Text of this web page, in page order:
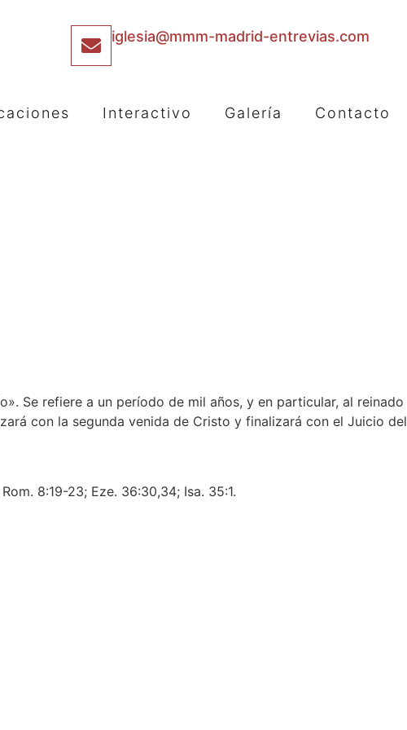
iglesia@mmm-madrid-entrevias.com
Interactivo Galería Contacto
Se refiere a un período de mil años, y en particular, al reinado
con la segunda venida de Cristo y finalizará con el Juicio del
8:19-23; Eze. 36:30,34; Isa. 35:1.